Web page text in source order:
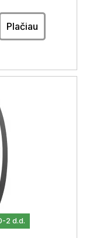
Plačiau
2 d.d.